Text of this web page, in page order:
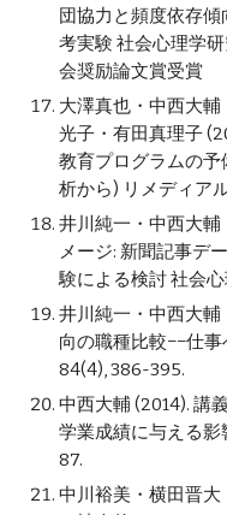
団協力と頻度依存
考実験 社会心理学
会奨励論文賞受賞
大澤真也・中西大
光子・有田真理子
教育プログラムの
析から) リメディア
井川純一・中西大輔
メージ: 新聞記事デ
験による検討 社会
井川純一・中西大輔
向の職種比較−−仕
84(4), 386-395.
中西大輔 (2014). 講
学業成績に与える
87.
中川裕美・横田晋大